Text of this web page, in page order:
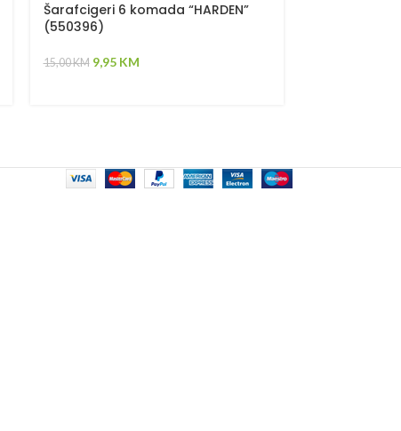
Šarafcigeri 6 komada “HARDEN”
(550396)
15,00KM 9,95 KM